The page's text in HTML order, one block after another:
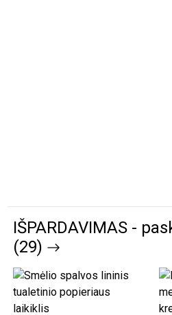
IŠPARDAVIMAS -
(29)